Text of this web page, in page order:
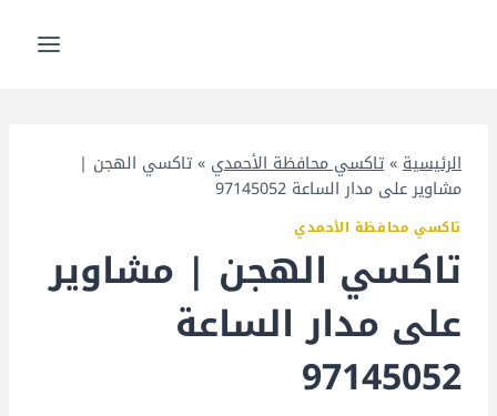
الرئيسية»تاكسي محافظة الأحمدي »تاكسي الهجن |
مشاوير على مدار الساعة 97145052
تاكسي محافظة الأحمدي
تاكسي الهجن | مشاوير
على مدار الساعة
97145052